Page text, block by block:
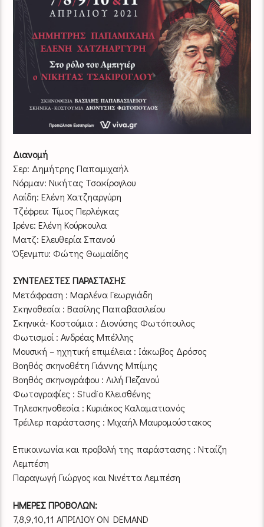
Διανομή
Σερ: Δημήτρης Παπαμιχαήλ
Νόρμαν: Νικήτας Τσακίρογλου
Λαίδη: Ελένη Χατζηαργύρη
Τζέφρευ: Τίμος Περλέγκας
Ιρένε: Ελένη Κούρκουλα
Ματζ: Ελευθερία Σπανού
Όξενμπυ: Φώτης Θωμαίδης
ΣΥΝΤΕΛΕΣΤΕΣ ΠΑΡΑΣΤΑΣΗΣ
Μετάφραση : Μαρλένα Γεωργιάδη
Σκηνοθεσία : Βασίλης Παπαβασιλείου
Σκηνικά- Κοστούμια : Διονύσης Φωτόπουλος
Φωτισμοί : Ανδρέας Μπέλλης
Μουσική – ηχητική επιμέλεια : Ιάκωβος Δρόσος
Βοηθός σκηνοθέτη Γιάννης Μπίμης
Βοηθός σκηνογράφου : Λιλή Πεζανού
Φωτογραφίες : Studio Κλεισθένης
Τηλεσκηνοθεσία : Κυριάκος Καλαματιανός
Τρέιλερ παράστασης : Μιχαήλ Μαυρομούστακος
Επικοινωνία και προβολή της παράστασης : Νταίζη
Λεμπέση
Παραγωγή Γιώργος και Νινέττα Λεμπέση
ΗΜΕΡΕΣ ΠΡΟΒΟΛΩΝ:
7,8,9,10,11 ΑΠΡΙΛΙΟΥ ON DEMAND